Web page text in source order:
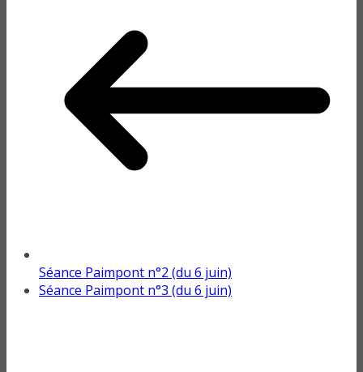
Séance Paimpont n°2 (du 6 juin)
Séance Paimpont n°3 (du 6 juin)